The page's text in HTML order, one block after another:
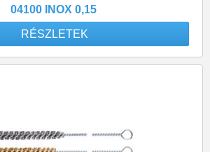
04100 INOX 0,15
RÉSZLETEK